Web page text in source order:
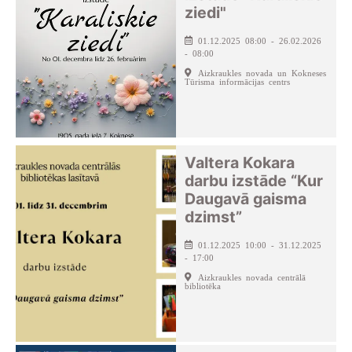
ziedi"
01.12.2025 08:00 - 26.02.2026
- 08:00
Aizkraukles novada un Kokneses
Tūrisma informācijas centrs
Valtera Kokara
darbu izstāde “Kur
Daugavā gaisma
dzimst”
01.12.2025 10:00 - 31.12.2025
- 17:00
Aizkraukles novada centrālā
bibliotēka